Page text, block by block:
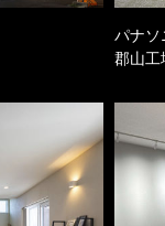
パナソ
郡山工